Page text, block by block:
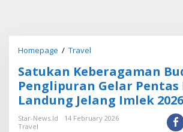
Homepage / Travel
t
u
k
a
n
Satukan Keberagaman
Penglipuran Gelar Pentas
Landung Jelang Imlek 2026
Star-News.id
14 February 2026
Travel